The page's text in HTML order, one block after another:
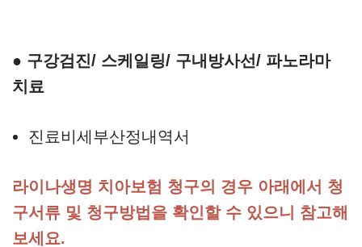
● 구강검진/ 스케일링/ 구내방사선/ 파노라마
치료
진료비세부산정내역서
라이나생명 치아보험 청구의 경우 아래에서 청
구서류 및 청구방법을 확인할 수 있으니 참고해
보세요.